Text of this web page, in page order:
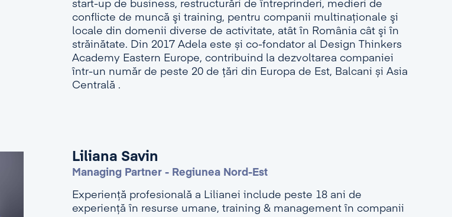
start-up de business, restructurări de întreprinderi, medieri de
conflicte de muncă şi training, pentru companii multinaţionale şi
locale din domenii diverse de activitate, atât în România cât şi în
străinătate. Din 2017 Adela este și co-fondator al Design Thinkers
Academy Eastern Europe, contribuind la dezvoltarea companiei
într-un număr de peste 20 de țări din Europa de Est, Balcani și Asia
Centrală .
Liliana Savin
Managing Partner - Regiunea Nord-Est
Experienţă profesională a Lilianei include peste 18 ani de
experiență în resurse umane, training & management în companii